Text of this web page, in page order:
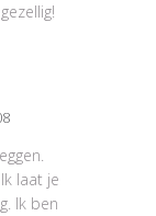
laat je
Ik ben